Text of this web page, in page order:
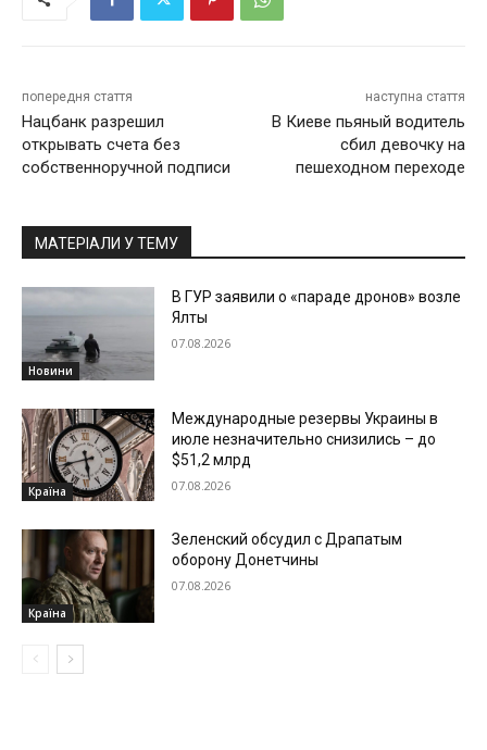
попередня стаття
Нацбанк разрешил
открывать счета без
собственноручной подписи
наступна стаття
В Киеве пьяный водитель
сбил девочку на
пешеходном переходе
МАТЕРІАЛИ У ТЕМУ
Новини
В ГУР заявили о «параде дронов» возле
Ялты
07.08.2026
Країна
Международные резервы Украины в
июле незначительно снизились – до
$51,2 млрд
07.08.2026
Країна
Зеленский обсудил с Драпатым
оборону Донетчины
07.08.2026